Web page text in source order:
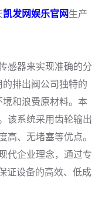
凯发网娱乐官网生产
器来实现准确的分
排出阀公司独特的
和浪费原材料。本
该系统采用齿轮输出
高、无堵塞等优点。
代企业理念，通过专
证设备的高效、低成